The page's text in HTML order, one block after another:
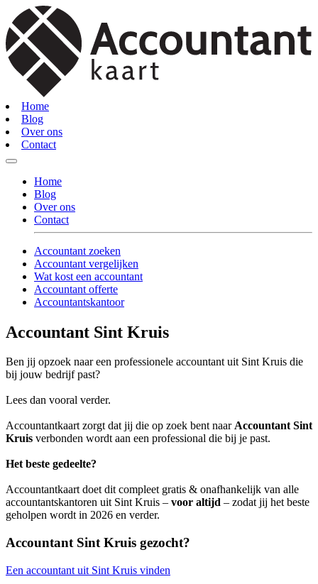
Home
Blog
Over ons
Contact
Home
Blog
Over ons
Contact
Accountant zoeken
Accountant vergelijken
Wat kost een accountant
Accountant offerte
Accountantskantoor
Accountant Sint Kruis
Ben jij opzoek naar een professionele accountant uit Sint Kruis die
bij jouw bedrijf past?
Lees dan vooral verder.
Accountantkaart zorgt dat jij die op zoek bent naarAccountant Sint
Kruis verbonden wordt aan een professional die bij je past.
Het beste gedeelte?
Accountantkaart doet dit compleet gratis & onafhankelijk van alle
accountantskantoren uit Sint Kruis – voor altijd – zodat jij het beste
geholpen wordt in 2026 en verder.
Accountant Sint Kruis gezocht?
Een accountant uit Sint Kruis vinden